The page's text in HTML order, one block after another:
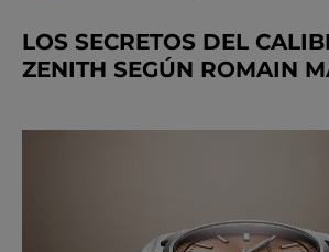
LOS SECRETOS DEL
ZENITH SEGÚN ROMAIN